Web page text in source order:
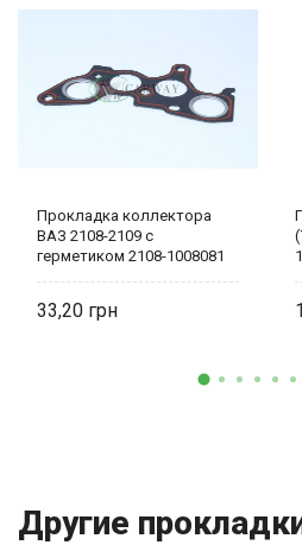
Прокладка коллектора
ВАЗ 2108-2109 с
герметиком 2108-1008081
33,20
Другие